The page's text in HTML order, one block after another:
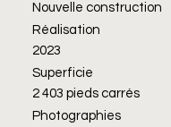
Nouvelle construction
Réalisation
2023
Superficie
2 403 pieds carrés
Photographies